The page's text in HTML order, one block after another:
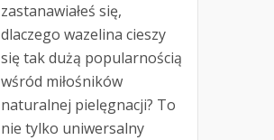
zastanawiałeś się,
dlaczego wazelina cieszy
się tak dużą popularnością
wśród miłośników
naturalnej pielęgnacji? To
nie tylko uniwersalny